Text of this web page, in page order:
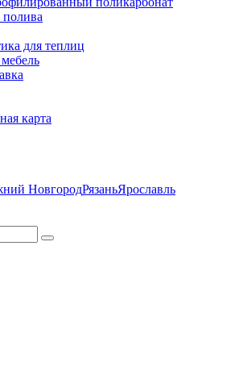
для теплиц
карта
НовгородРязаньЯрославль